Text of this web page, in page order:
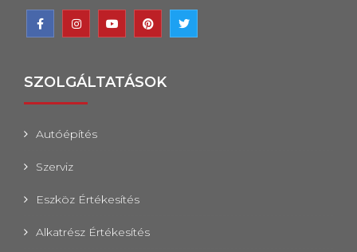
SZOLGÁLTATÁSOK
Autóépítés
Szerviz
Eszköz Értékesítés
Alkatrész Értékesítés